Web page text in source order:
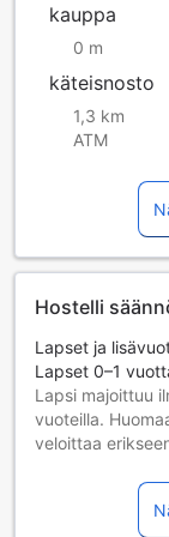
kauppa
0 m
käteisnosto
1,3 km
ATM
Hostelli
Lapset ja
Lapset 0–1
Lapsi majoittuu
vuoteilla.
veloittaa
tarkista kunkin